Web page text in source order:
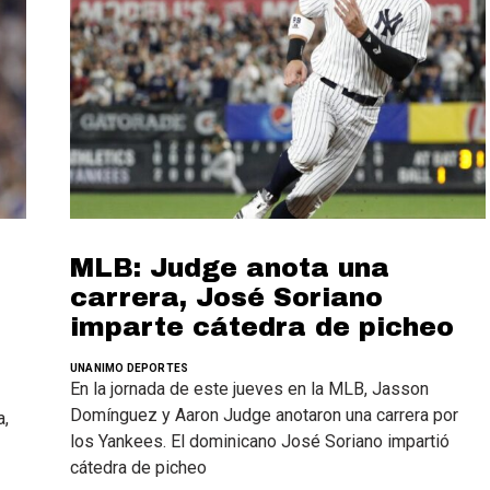
MLB: Judge anota una
carrera, José Soriano
imparte cátedra de picheo
UNANIMO DEPORTES
En la jornada de este jueves en la MLB, Jasson
Domínguez y Aaron Judge anotaron una carrera por
los Yankees. El dominicano José Soriano impartió
cátedra de picheo